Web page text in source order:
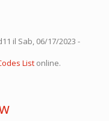
il Sab, 06/17/2023 -
List online.